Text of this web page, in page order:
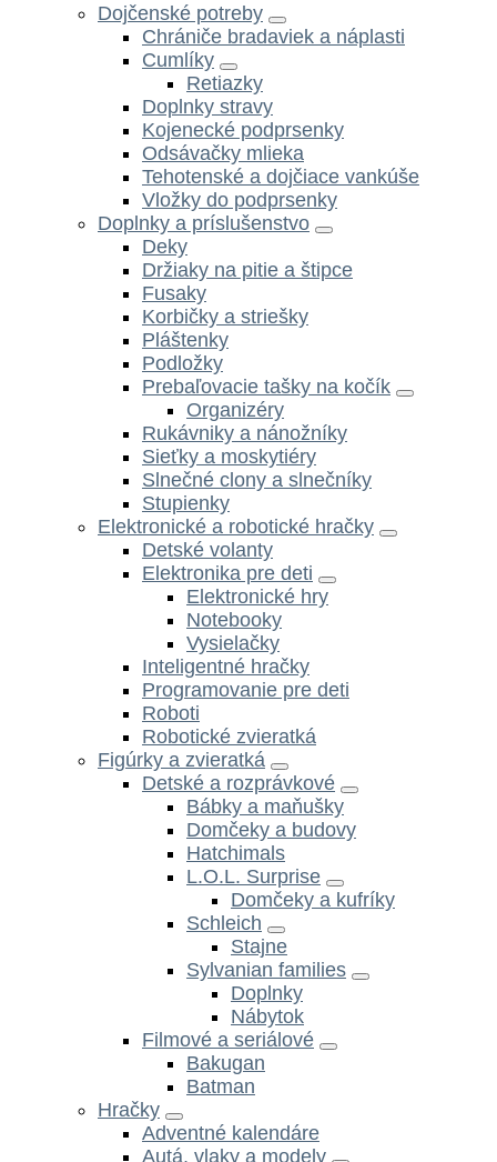
Dojčenské potreby
Chrániče bradaviek a náplasti
Cumlíky
Retiazky
Doplnky stravy
Kojenecké podprsenky
Odsávačky mlieka
Tehotenské a dojčiace vankúše
Vložky do podprsenky
Doplnky a príslušenstvo
Deky
Držiaky na pitie a štipce
Fusaky
Korbičky a striešky
Pláštenky
Podložky
Prebaľovacie tašky na kočík
Organizéry
Rukávniky a nánožníky
Sieťky a moskytiéry
Slnečné clony a slnečníky
Stupienky
Elektronické a robotické hračky
Detské volanty
Elektronika pre deti
Elektronické hry
Notebooky
Vysielačky
Inteligentné hračky
Programovanie pre deti
Roboti
Robotické zvieratká
Figúrky a zvieratká
Detské a rozprávkové
Bábky a maňušky
Domčeky a budovy
Hatchimals
L.O.L. Surprise
Domčeky a kufríky
Schleich
Stajne
Sylvanian families
Doplnky
Nábytok
Filmové a seriálové
Bakugan
Batman
Hračky
Adventné kalendáre
Autá, vlaky a modely